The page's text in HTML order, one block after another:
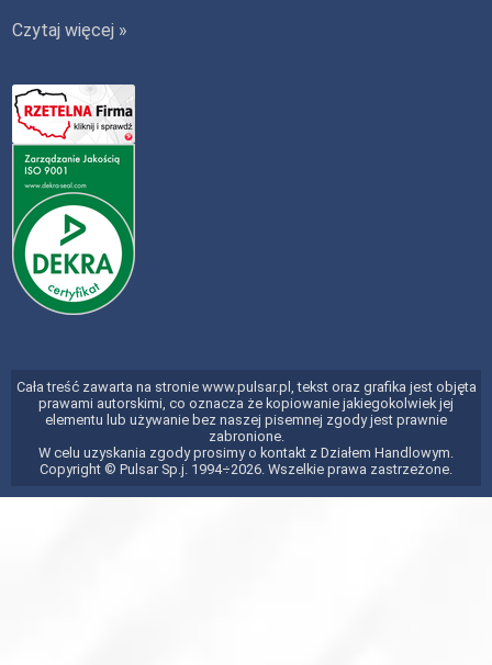
Czytaj więcej »
Cała treść zawarta na stronie www.pulsar.pl, tekst oraz grafika jest objęta
prawami autorskimi, co oznacza że kopiowanie jakiegokolwiek jej
elementu lub używanie bez naszej pisemnej zgody jest prawnie
zabronione.
W celu uzyskania zgody prosimy o kontakt z Działem Handlowym.
Copyright © Pulsar Sp.j. 1994÷2026. Wszelkie prawa zastrzeżone.